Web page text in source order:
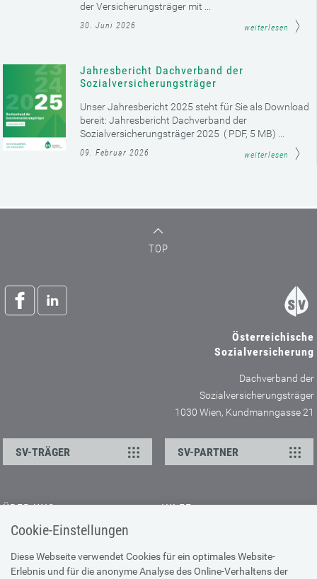
Cookie-Einstellungen
Diese Webseite verwendet Cookies für ein optimales Website-
Erlebnis und für die anonyme Analyse des Online-Verhaltens der
der Versicherungsträger mit ...
30. Juni 2026 weiterlesen
Jahresbericht Dachverband der
Sozialversicherungsträger
Unser Jahresbericht 2025 steht für Sie als Download
bereit: Jahresbericht Dachverband der
Sozialversicherungsträger 2025 ( PDF, 5 MB) ...
09. Februar 2026 weiterlesen
TOP
Österreichische
Sozialversicherung
Dachverband der
Sozialversicherungsträger
1030 Wien, Kundmanngasse 21
SV-TRÄGER SV-PARTNER
ÜBER UNS
Kontakt
Offene Stellen
Presse
HILFE
Browser-Info & Sicherheit
Hilfe zur Suche